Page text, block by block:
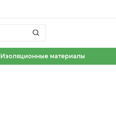
Изоляционные материалы